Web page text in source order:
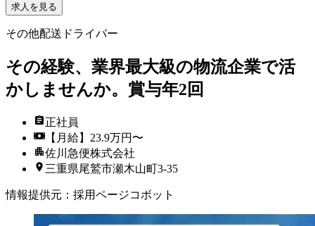
求人を見る
その他配送ドライバー
その経験、業界最大級の物流企業で活
かしませんか。賞与年2回
正社員
【月給】23.9万円〜
佐川急便株式会社
三重県尾鷲市瀬木山町3-35
情報提供元 ： 採用ページコボット